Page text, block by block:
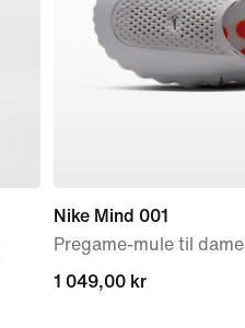
Nike Mind 001
Pregame-mule til dame
1 049,00 kr
1 049,00 kr